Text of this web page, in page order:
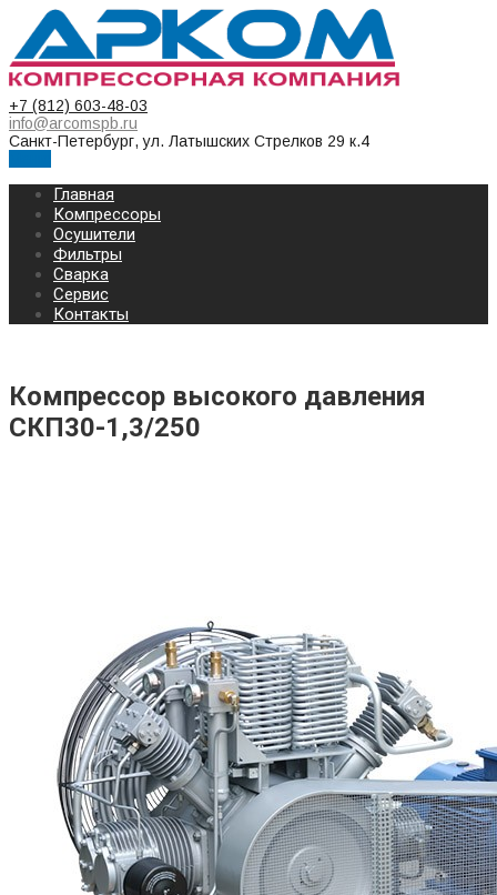
+7 (812) 603-48-03
info@arcomspb.ru
Санкт-Петербург, ул. Латышских Стрелков 29 к.4
Главная
Компрессоры
Осушители
Фильтры
Сварка
Сервис
Контакты
Компрессор высокого давления
СКП30-1,3/250